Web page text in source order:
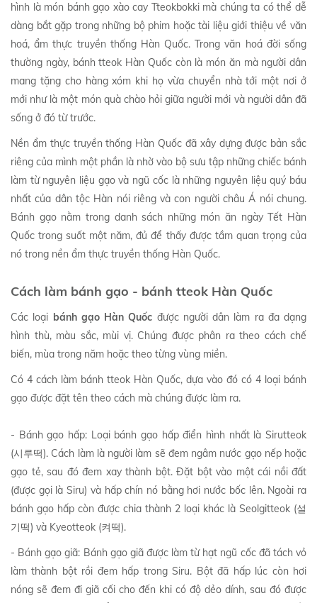
hình là món bánh gạo xào cay Tteokbokki mà chúng ta có thể dễ
dàng bắt gặp trong những bộ phim hoặc tài liệu giới thiệu về văn
hoá, ẩm thực truyền thống Hàn Quốc. Trong văn hoá đời sống
thường ngày, bánh tteok Hàn Quốc còn là món ăn mà người dân
mang tặng cho hàng xóm khi họ vừa chuyển nhà tới một nơi ở
mới như là một món quà chào hỏi giữa người mới và người dân đã
sống ở đó từ trước.
Nền ẩm thực truyền thống Hàn Quốc đã xây dựng được bản sắc
riêng của mình một phần là nhờ vào bộ sưu tập những chiếc bánh
làm từ nguyên liệu gạo và ngũ cốc là những nguyên liệu quý báu
nhất của dân tộc Hàn nói riêng và con người châu Á nói chung.
Bánh gạo nằm trong danh sách những món ăn ngày Tết Hàn
Quốc trong suốt một năm, đủ để thấy được tầm quan trọng của
nó trong nền ẩm thực truyền thống Hàn Quốc.
Cách làm bánh gạo - bánh tteok Hàn Quốc
Các loại bánh gạo Hàn Quốc được người dân làm ra đa dạng
hình thù, màu sắc, mùi vị. Chúng được phân ra theo cách chế
biến, mùa trong năm hoặc theo từng vùng miền.
Có 4 cách làm bánh tteok Hàn Quốc, dựa vào đó có 4 loại bánh
gạo được đặt tên theo cách mà chúng được làm ra.
- Bánh gạo hấp: Loại bánh gạo hấp điển hình nhất là Sirutteok
(시루떡). Cách làm là người làm sẽ đem ngâm nước gạo nếp hoặc
gạo tẻ, sau đó đem xay thành bột. Đặt bột vào một cái nồi đất
(được gọi là Siru) và hấp chín nó bằng hơi nước bốc lên. Ngoài ra
bánh gạo hấp còn được chia thành 2 loại khác là Seolgitteok (설
기떡) và Kyeotteok (켜떡).
- Bánh gạo giã: Bánh gạo giã được làm từ hạt ngũ cốc đã tách vỏ
làm thành bột rồi đem hấp trong Siru. Bột đã hấp lúc còn hơi
nóng sẽ đem đi giã cối cho đến khi có độ dẻo dính, sau đó được